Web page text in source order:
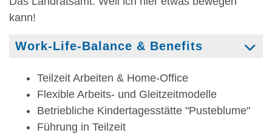
kann!
Work-Life-Balance & Benefits
Teilzeit Arbeiten & Home-Office
Flexible Arbeits- und Gleitzeitmodelle
Betriebliche Kindertagesstätte "Pusteblume"
Führung in Teilzeit